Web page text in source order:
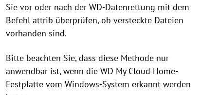
Sie vor oder nach der WD-Datenrettung mit dem
Befehl attrib überprüfen, ob versteckte Dateien
vorhanden sind.
Bitte beachten Sie, dass diese Methode nur
anwendbar ist, wenn die WD My Cloud Home-
Festplatte vom Windows-System erkannt werden